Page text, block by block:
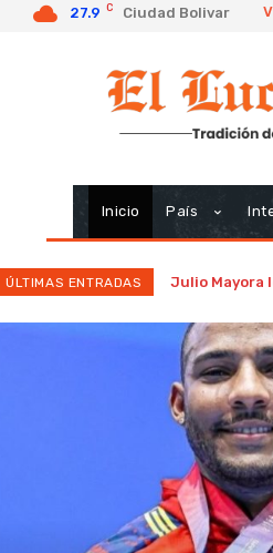
27.9 C Ciudad Bolivar
Inicio País
ÚLTIMAS ENTRADAS Julio Mayora